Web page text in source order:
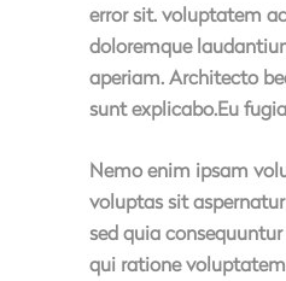
error sit. voluptatem
doloremque
aperiam. Architecto
sunt explicabo.Eu
Nemo enim ipsam
voluptas sit
sed quia
qui ratione